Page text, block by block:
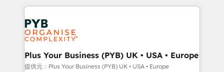
scalable retainers. Let’s make HubSpot your most
powerful growth engine. Built to convert, scale, and
drive results.
WordPress development. We work with enterprise
and growth-led companies across technology,
professional services, financial services and
industrial sectors. Offices in Johannesburg, Cape
Town, Dubai & London. 500+ HubSpot CRM
implementations delivered. AI visibility coverage
Plus Your Business (PYB) UK • USA • Europe
提供元：Plus Your Business (PYB) UK • USA • Europe